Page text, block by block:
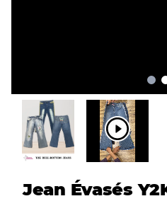
Jean Évasés